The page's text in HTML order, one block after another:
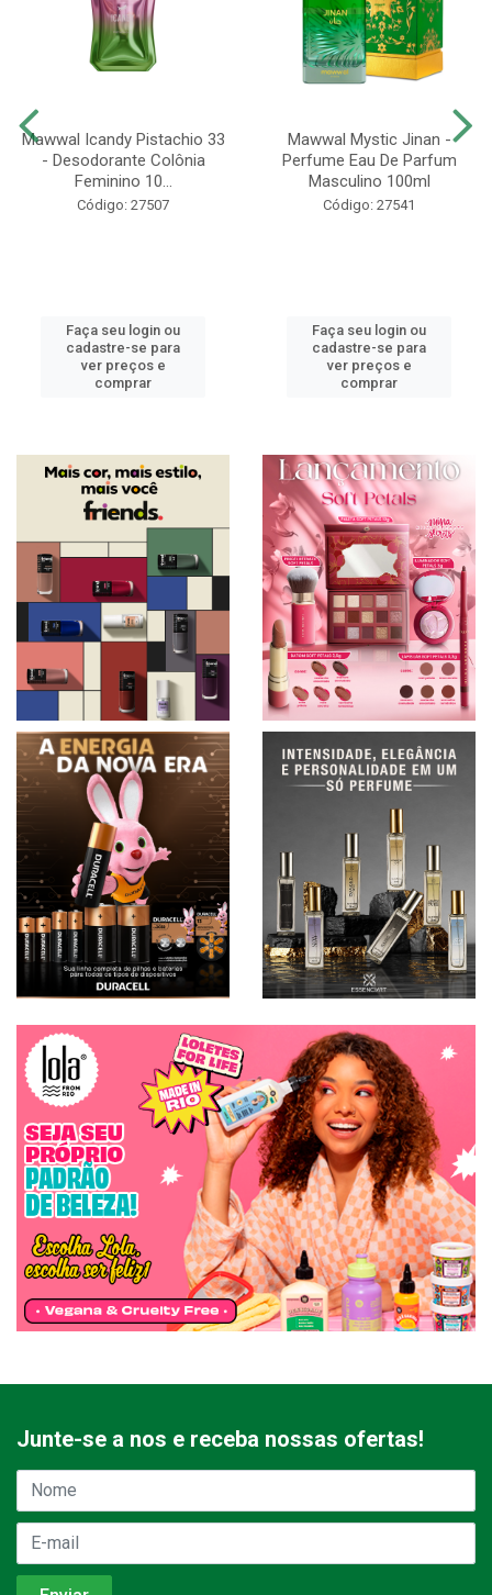
Mawwal Icandy Pistachio 33
- Desodorante Colônia
Feminino 10...
Código: 27507
Faça seu login ou
cadastre-se para
ver preços e
comprar
Mawwal Mystic Jinan -
Perfume Eau De Parfum
Masculino 100ml
Código: 27541
Faça seu login ou
cadastre-se para
ver preços e
comprar
Junte-se a nos e receba nossas ofertas!